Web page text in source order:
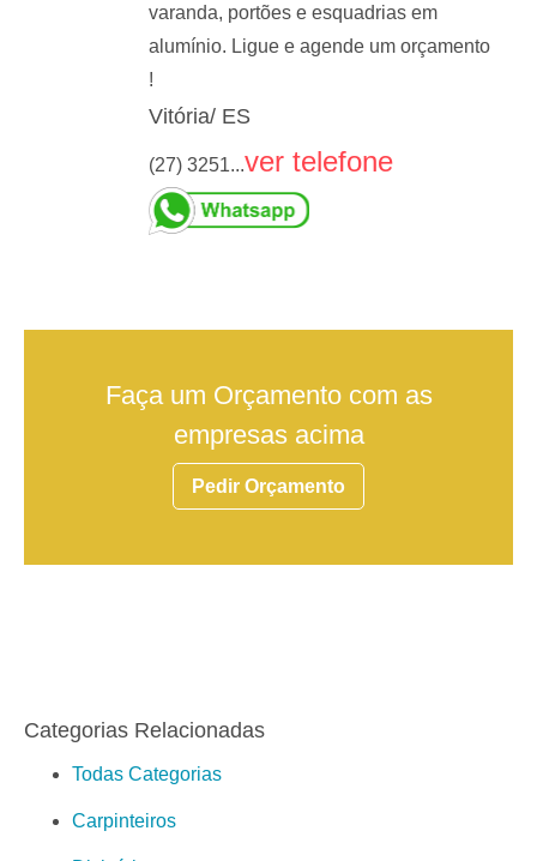
varanda, portões e esquadrias em
alumínio. Ligue e agende um orçamento
!
Vitória/ ES
(27) 3251...ver telefone
Faça um Orçamento com as
empresas acima
Pedir Orçamento
Categorias Relacionadas
Todas Categorias
Carpinteiros